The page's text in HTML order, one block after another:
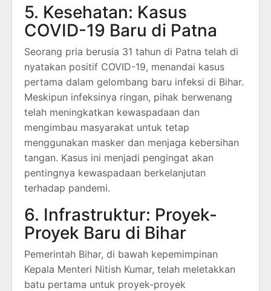
5. Kesehatan: Kasus
COVID-19 Baru di Patna
Seorang pria berusia 31 tahun di Patna telah di
nyatakan positif COVID-19, menandai kasus
pertama dalam gelombang baru infeksi di Bihar.
Meskipun infeksinya ringan, pihak berwenang
telah meningkatkan kewaspadaan dan
mengimbau masyarakat untuk tetap
menggunakan masker dan menjaga kebersihan
tangan. Kasus ini menjadi pengingat akan
pentingnya kewaspadaan berkelanjutan
terhadap pandemi.
6. Infrastruktur: Proyek-
Proyek Baru di Bihar
Pemerintah Bihar, di bawah kepemimpinan
Kepala Menteri Nitish Kumar, telah meletakkan
batu pertama untuk proyek-proyek